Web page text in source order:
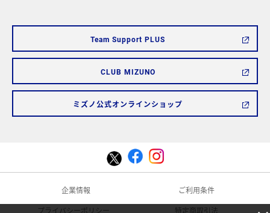
Team Support PLUS
CLUB MIZUNO
ミズノ公式オンラインショップ
企業情報 ご利用条件
プライバシーポリシー 特定商取引法